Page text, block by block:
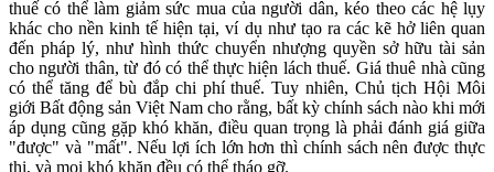
thuế có thể làm giảm sức mua của người dân, kéo theo các hệ lụy
khác cho nền kinh tế hiện tại, ví dụ như tạo ra các kẽ hở liên quan
đến pháp lý, như hình thức chuyển nhượng quyền sở hữu tài sản
cho người thân, từ đó có thể thực hiện lách thuế. Giá thuê nhà cũng
có thể tăng để bù đắp chi phí thuế. Tuy nhiên, Chủ tịch Hội Môi
giới Bất động sản Việt Nam cho rằng, bất kỳ chính sách nào khi mới
áp dụng cũng gặp khó khăn, điều quan trọng là phải đánh giá giữa
"được" và "mất". Nếu lợi ích lớn hơn thì chính sách nên được thực
thi, và mọi khó khăn đều có thể tháo gỡ.